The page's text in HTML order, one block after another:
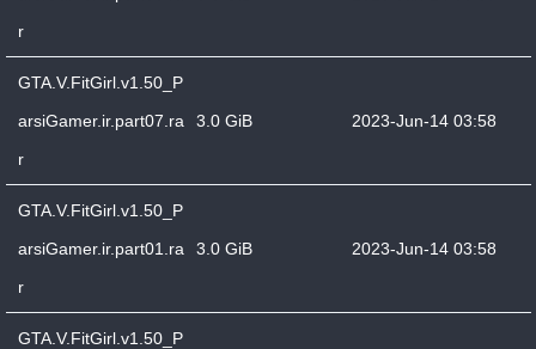
r
GTA.V.FitGirl.v1.50_P
arsiGamer.ir.part07.ra
r
3.0 GiB 2023-Jun-14 03:58
GTA.V.FitGirl.v1.50_P
arsiGamer.ir.part01.ra
r
3.0 GiB 2023-Jun-14 03:58
GTA.V.FitGirl.v1.50_P